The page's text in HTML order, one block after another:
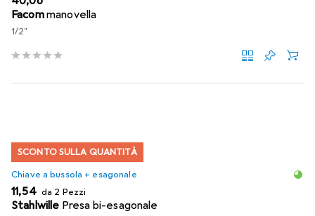
Facommanovella
1/2"
SCONTO SULLA QUANTITÀ
Chiave a bussola + esagonale
EUR
11,54 da 2 Pezzi
Stahlwille Presa bi-esagonale